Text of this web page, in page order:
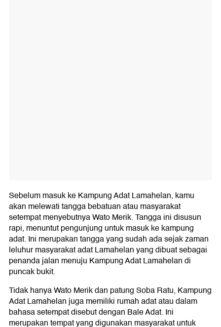
Sebelum masuk ke Kampung Adat Lamahelan, kamu
akan melewati tangga bebatuan atau masyarakat
setempat menyebutnya Wato Merik. Tangga ini disusun
rapi, menuntut pengunjung untuk masuk ke kampung
adat. Ini merupakan tangga yang sudah ada sejak zaman
leluhur masyarakat adat Lamahelan yang dibuat sebagai
penanda jalan menuju Kampung Adat Lamahelan di
puncak bukit.
Tidak hanya Wato Merik dan patung Soba Ratu, Kampung
Adat Lamahelan juga memiliki rumah adat atau dalam
bahasa setempat disebut dengan Bale Adat. Ini
merupakan tempat yang digunakan masyarakat untuk